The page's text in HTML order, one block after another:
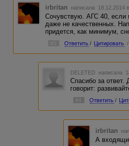
irbritan написала 18.12.2014
Сочувствую. АГС 40, если
даже не качественных.
придется, как минимум,
Ответить / Цитировать /
DELETED написала
Спасибо за
говорит:
#4 Ответить /
irbritan
А